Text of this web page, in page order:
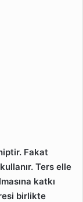
Fakat
Ters elle
katkı
birlikte